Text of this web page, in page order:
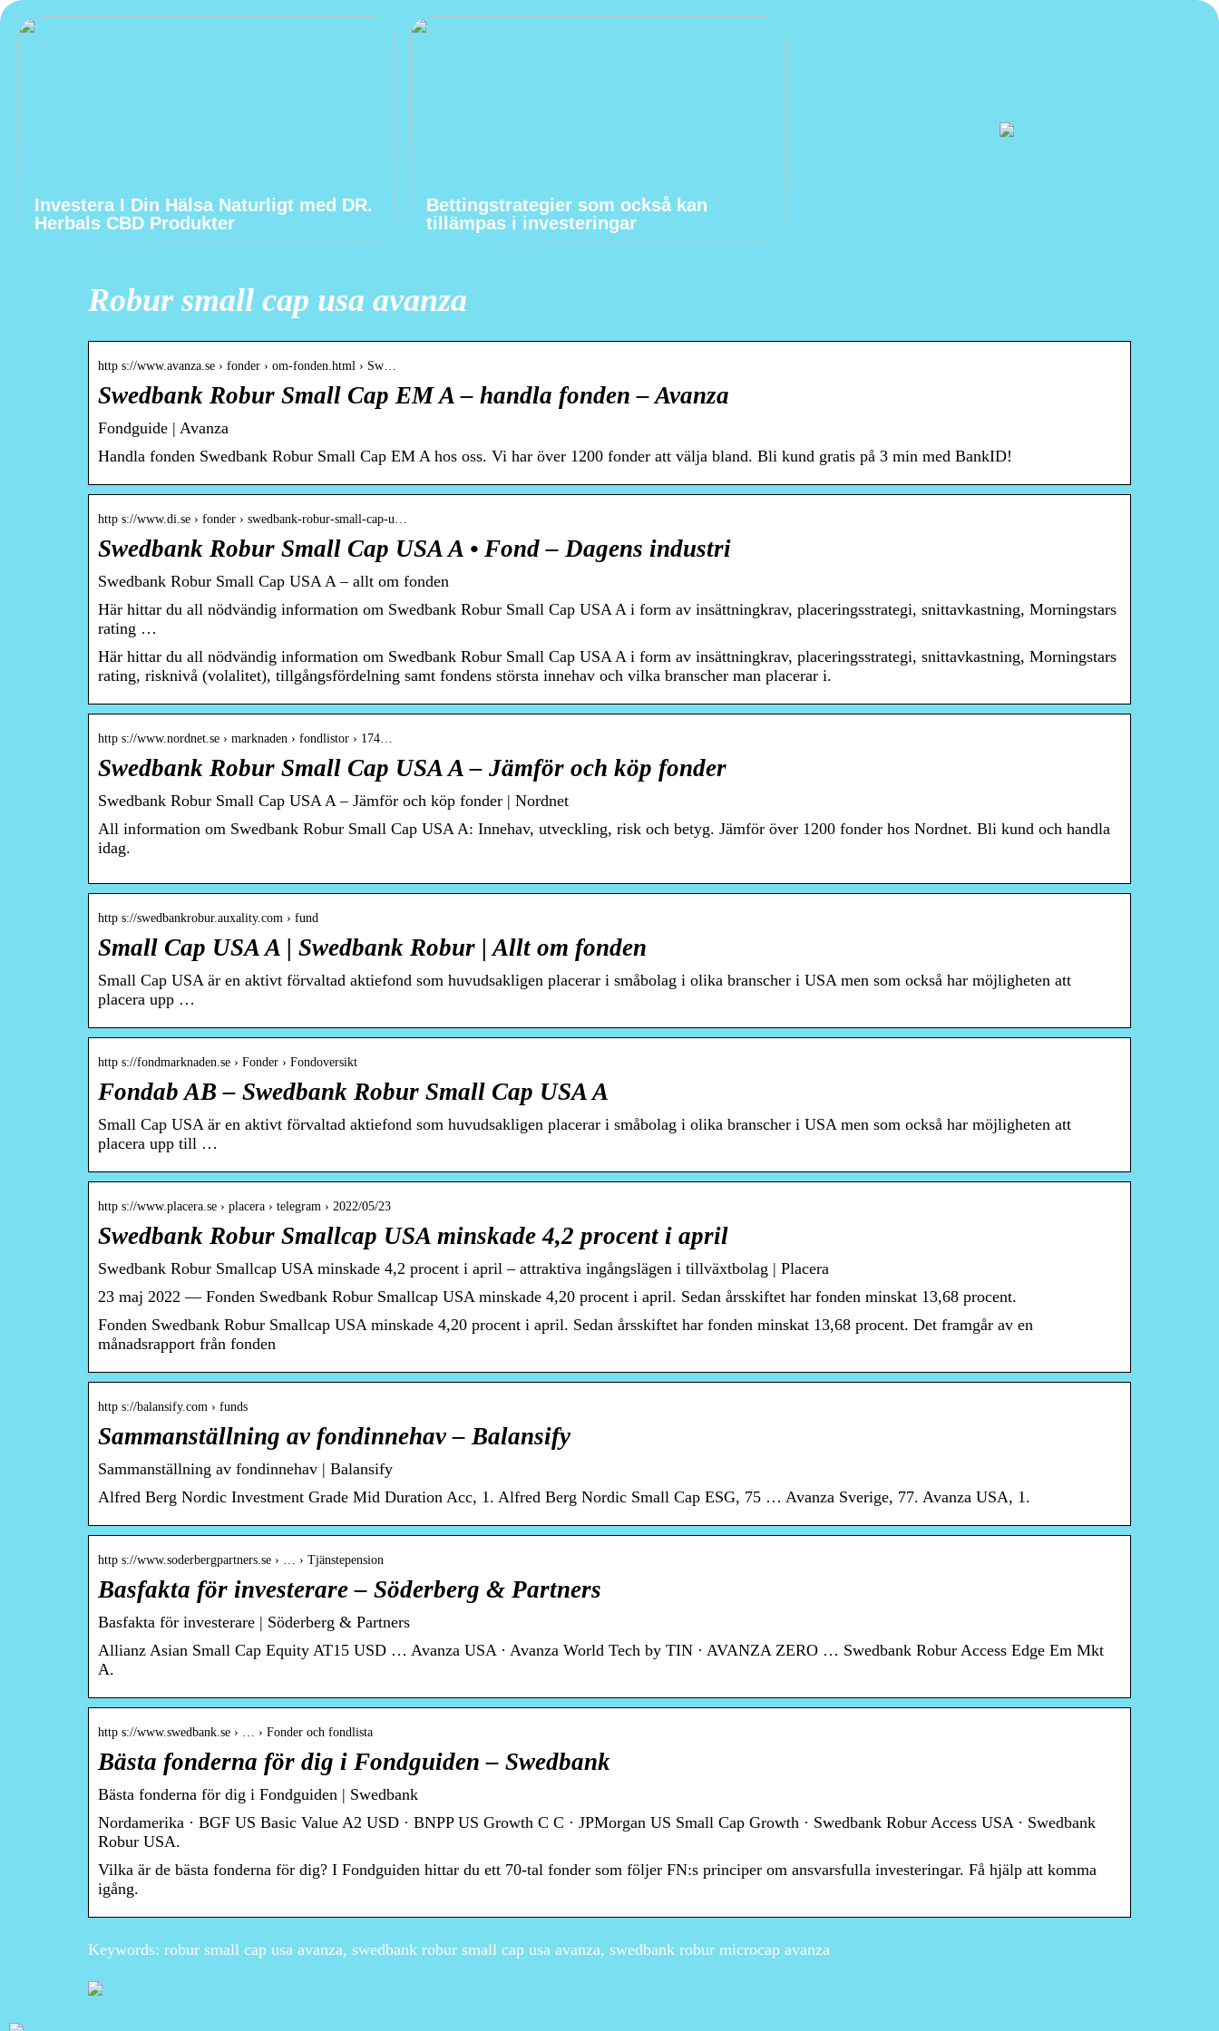
Investera I Din Hälsa Naturligt med DR.
Herbals CBD Produkter
Bettingstrategier som också kan
tillämpas i investeringar
Robur small cap usa avanza
http s://www.avanza.se › fonder › om-fonden.html › Sw…
Swedbank Robur Small Cap EM A – handla fonden – Avanza
Fondguide | Avanza
Handla fonden Swedbank Robur Small Cap EM A hos oss. Vi har över 1200 fonder att välja bland. Bli kund gratis på 3 min med BankID!
http s://www.di.se › fonder › swedbank-robur-small-cap-u…
Swedbank Robur Small Cap USA A • Fond – Dagens industri
Swedbank Robur Small Cap USA A – allt om fonden
Här hittar du all nödvändig information om Swedbank Robur Small Cap USA A i form av insättningkrav, placeringsstrategi, snittavkastning, Morningstars
rating …
Här hittar du all nödvändig information om Swedbank Robur Small Cap USA A i form av insättningkrav, placeringsstrategi, snittavkastning, Morningstars
rating, risknivå (volalitet), tillgångsfördelning samt fondens största innehav och vilka branscher man placerar i.
http s://www.nordnet.se › marknaden › fondlistor › 174…
Swedbank Robur Small Cap USA A – Jämför och köp fonder
Swedbank Robur Small Cap USA A – Jämför och köp fonder | Nordnet
All information om Swedbank Robur Small Cap USA A: Innehav, utveckling, risk och betyg. Jämför över 1200 fonder hos Nordnet. Bli kund och handla
idag.
http s://swedbankrobur.auxality.com › fund
Small Cap USA A | Swedbank Robur | Allt om fonden
Small Cap USA är en aktivt förvaltad aktiefond som huvudsakligen placerar i småbolag i olika branscher i USA men som också har möjligheten att
placera upp …
http s://fondmarknaden.se › Fonder › Fondoversikt
Fondab AB – Swedbank Robur Small Cap USA A
Small Cap USA är en aktivt förvaltad aktiefond som huvudsakligen placerar i småbolag i olika branscher i USA men som också har möjligheten att
placera upp till …
http s://www.placera.se › placera › telegram › 2022/05/23
Swedbank Robur Smallcap USA minskade 4,2 procent i april
Swedbank Robur Smallcap USA minskade 4,2 procent i april – attraktiva ingångslägen i tillväxtbolag | Placera
23 maj 2022 — Fonden Swedbank Robur Smallcap USA minskade 4,20 procent i april. Sedan årsskiftet har fonden minskat 13,68 procent.
Fonden Swedbank Robur Smallcap USA minskade 4,20 procent i april. Sedan årsskiftet har fonden minskat 13,68 procent. Det framgår av en
månadsrapport från fonden
http s://balansify.com › funds
Sammanställning av fondinnehav – Balansify
Sammanställning av fondinnehav | Balansify
Alfred Berg Nordic Investment Grade Mid Duration Acc, 1. Alfred Berg Nordic Small Cap ESG, 75 … Avanza Sverige, 77. Avanza USA, 1.
http s://www.soderbergpartners.se › … › Tjänstepension
Basfakta för investerare – Söderberg & Partners
Basfakta för investerare | Söderberg & Partners
Allianz Asian Small Cap Equity AT15 USD … Avanza USA · Avanza World Tech by TIN · AVANZA ZERO … Swedbank Robur Access Edge Em Mkt
A.
http s://www.swedbank.se › … › Fonder och fondlista
Bästa fonderna för dig i Fondguiden – Swedbank
Bästa fonderna för dig i Fondguiden | Swedbank
Nordamerika · BGF US Basic Value A2 USD · BNPP US Growth C C · JPMorgan US Small Cap Growth · Swedbank Robur Access USA · Swedbank
Robur USA.
Vilka är de bästa fonderna för dig? I Fondguiden hittar du ett 70-tal fonder som följer FN:s principer om ansvarsfulla investeringar. Få hjälp att komma
igång.
Keywords: robur small cap usa avanza, swedbank robur small cap usa avanza, swedbank robur microcap avanza